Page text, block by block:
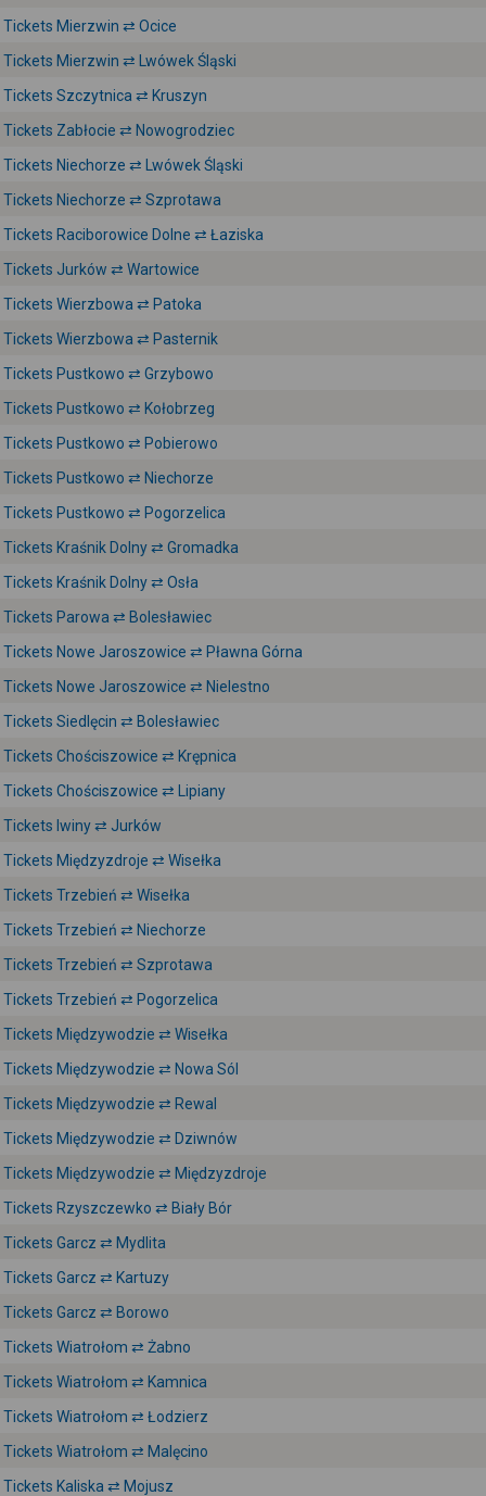
Tickets Mierzwin ⇄ Ocice
Tickets Mierzwin ⇄ Lwówek Śląski
Tickets Szczytnica ⇄ Kruszyn
Tickets Zabłocie ⇄ Nowogrodziec
Tickets Niechorze ⇄ Lwówek Śląski
Tickets Niechorze ⇄ Szprotawa
Tickets Raciborowice Dolne ⇄ Łaziska
Tickets Jurków ⇄ Wartowice
Tickets Wierzbowa ⇄ Patoka
Tickets Wierzbowa ⇄ Pasternik
Tickets Pustkowo ⇄ Grzybowo
Tickets Pustkowo ⇄ Kołobrzeg
Tickets Pustkowo ⇄ Pobierowo
Tickets Pustkowo ⇄ Niechorze
Tickets Pustkowo ⇄ Pogorzelica
Tickets Kraśnik Dolny ⇄ Gromadka
Tickets Kraśnik Dolny ⇄ Osła
Tickets Parowa ⇄ Bolesławiec
Tickets Nowe Jaroszowice ⇄ Pławna Górna
Tickets Nowe Jaroszowice ⇄ Nielestno
Tickets Siedlęcin ⇄ Bolesławiec
Tickets Chościszowice ⇄ Krępnica
Tickets Chościszowice ⇄ Lipiany
Tickets Iwiny ⇄ Jurków
Tickets Międzyzdroje ⇄ Wisełka
Tickets Trzebień ⇄ Wisełka
Tickets Trzebień ⇄ Niechorze
Tickets Trzebień ⇄ Szprotawa
Tickets Trzebień ⇄ Pogorzelica
Tickets Międzywodzie ⇄ Wisełka
Tickets Międzywodzie ⇄ Nowa Sól
Tickets Międzywodzie ⇄ Rewal
Tickets Międzywodzie ⇄ Dziwnów
Tickets Międzywodzie ⇄ Międzyzdroje
Tickets Rzyszczewko ⇄ Biały Bór
Tickets Garcz ⇄ Mydlita
Tickets Garcz ⇄ Kartuzy
Tickets Garcz ⇄ Borowo
Tickets Wiatrołom ⇄ Żabno
Tickets Wiatrołom ⇄ Kamnica
Tickets Wiatrołom ⇄ Łodzierz
Tickets Wiatrołom ⇄ Malęcino
Tickets Kaliska ⇄ Mojusz